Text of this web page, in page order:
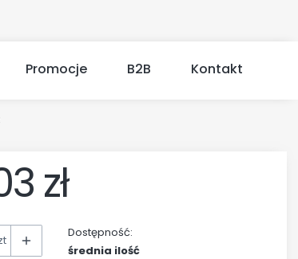
Promocje B2B Kontakt
zł
Dostępność:
średnia ilość